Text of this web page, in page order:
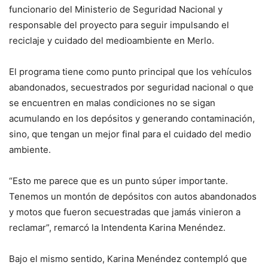
funcionario del Ministerio de Seguridad Nacional y
responsable del proyecto para seguir impulsando el
reciclaje y cuidado del medioambiente en Merlo.
El programa tiene como punto principal que los vehículos
abandonados, secuestrados por seguridad nacional o que
se encuentren en malas condiciones no se sigan
acumulando en los depósitos y generando contaminación,
sino, que tengan un mejor final para el cuidado del medio
ambiente.
“Esto me parece que es un punto súper importante.
Tenemos un montón de depósitos con autos abandonados
y motos que fueron secuestradas que jamás vinieron a
reclamar”, remarcó la Intendenta Karina Menéndez.
Bajo el mismo sentido, Karina Menéndez contempló que